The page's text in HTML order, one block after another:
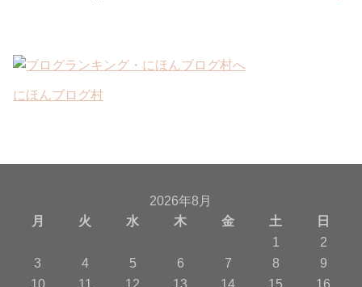
にほんブログ村
2026年8月
月
火 水 木 金 土
日
1
2
3
4 5 6 7 8
9
10
11 12 13 14 15
16